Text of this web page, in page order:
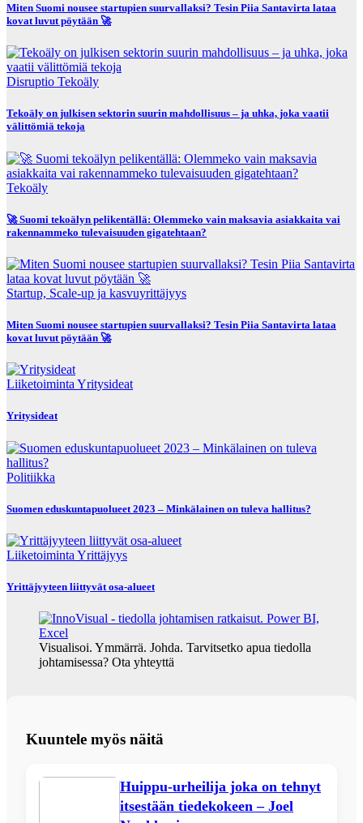
Miten Suomi nousee startupien suurvallaksi? Tesin Piia Santavirta lataa
kovat luvut pöytään 🚀
Disruptio Tekoäly
Tekoäly on julkisen sektorin suurin mahdollisuus – ja uhka, joka vaatii
välittömiä tekoja
Tekoäly
🚀 Suomi tekoälyn pelikentällä: Olemmeko vain maksavia asiakkaita vai
rakennammeko tulevaisuuden gigatehtaan?
Startup, Scale-up ja kasvuyrittäjyys
Miten Suomi nousee startupien suurvallaksi? Tesin Piia Santavirta lataa
kovat luvut pöytään 🚀
Liiketoiminta Yritysideat
Yritysideat
Politiikka
Suomen eduskuntapuolueet 2023 – Minkälainen on tuleva hallitus?
Liiketoiminta Yrittäjyys
Yrittäjyyteen liittyvät osa-alueet
Visualisoi. Ymmärrä. Johda. Tarvitsetko apua tiedolla
johtamisessa? Ota yhteyttä
Kuuntele myös näitä
Huippu-urheilija joka on tehnyt
itsestään tiedekokeen – Joel